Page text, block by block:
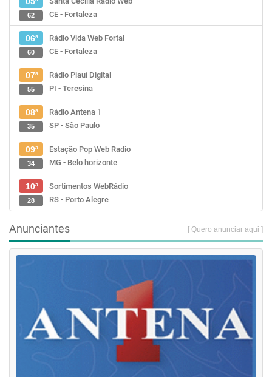
CE - Fortaleza
62
06ª
Rádio Vida Web Fortal
CE - Fortaleza
60
07ª
Rádio Piauí Digital
PI - Teresina
55
08ª
Rádio Antena 1
SP - São Paulo
35
09ª
Estação Pop Web Radio
MG - Belo horizonte
34
10ª
Sortimentos WebRádio
RS - Porto Alegre
28
Anunciantes [ Quero anunciar aqui ]